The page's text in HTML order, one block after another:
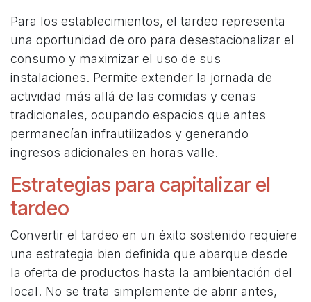
Para los establecimientos, el tardeo representa
una oportunidad de oro para desestacionalizar el
consumo y maximizar el uso de sus
instalaciones. Permite extender la jornada de
actividad más allá de las comidas y cenas
tradicionales, ocupando espacios que antes
permanecían infrautilizados y generando
ingresos adicionales en horas valle.
Estrategias para capitalizar el
tardeo
Convertir el tardeo en un éxito sostenido requiere
una estrategia bien definida que abarque desde
la oferta de productos hasta la ambientación del
local. No se trata simplemente de abrir antes,